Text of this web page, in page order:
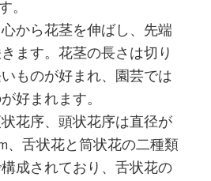
。
から花茎を伸ばし、先端
ます。花茎の長さは切り
ものが好まれ、園芸では
好まれます。
花序、頭状花序は直径が
、舌状花と筒状花の二種類
成されており、舌状花の